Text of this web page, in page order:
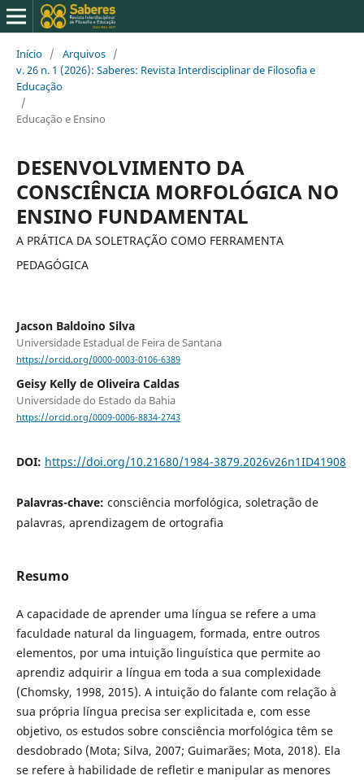
Início / Arquivos /
v. 26 n. 1 (2026): Saberes: Revista Interdisciplinar de Filosofia e
Educação
/
Educação e Ensino
DESENVOLVIMENTO DA
CONSCIÊNCIA MORFOLÓGICA NO
ENSINO FUNDAMENTAL
A PRÁTICA DA SOLETRAÇÃO COMO FERRAMENTA
PEDAGÓGICA
Jacson Baldoino Silva
Universidade Estadual de Feira de Santana
https://orcid.org/0000-0003-0106-6389
Geisy Kelly de Oliveira Caldas
Universidade do Estado da Bahia
https://orcid.org/0009-0006-8834-2743
DOI: https://doi.org/10.21680/1984-3879.2026v26n1ID41908
Palavras-chave: consciência morfológica, soletração de
palavras, aprendizagem de ortografia
Resumo
A capacidade de aprender uma língua se refere a uma
faculdade natural da linguagem, formada, entre outros
elementos, por uma intuição linguística que permite ao
aprendiz adquirir a língua em toda a sua complexidade
(Chomsky, 1998, 2015). A intuição do falante com relação à
sua própria língua precisa ser explicitada e, com esse
objetivo, os estudos sobre consciência morfológica têm se
desdobrado (Mota; Silva, 2007; Guimarães; Mota, 2018). Ela
se refere à habilidade de refletir e manipular as menores